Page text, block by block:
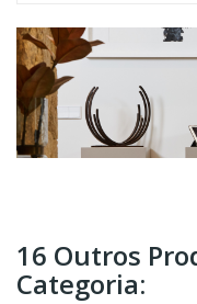
16 Outros
Categoria: